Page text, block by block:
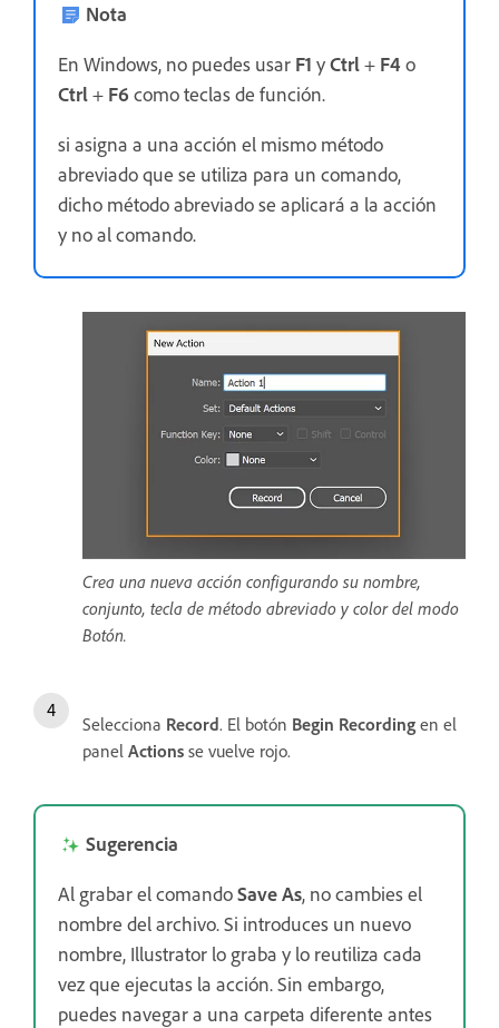
Nota
En Windows, no puedes usar F1 yCtrl+ F4o
Ctrl+ F6 como teclas de función.
si asigna a una acción el mismo método
abreviado que se utiliza para un comando,
dicho método abreviado se aplicará a la acción
y no al comando.
Crea una nueva acción configurando su nombre,
conjunto, tecla de método abreviado y color del modo
Botón.
Selecciona Record. El botón Begin Recording en el
panel Actions se vuelve rojo.
Sugerencia
Al grabar el comandoSave As, no cambies el
nombre del archivo. Si introduces un nuevo
nombre, Illustrator lo graba y lo reutiliza cada
vez que ejecutas la acción. Sin embargo,
puedes navegar a una carpeta diferente antes